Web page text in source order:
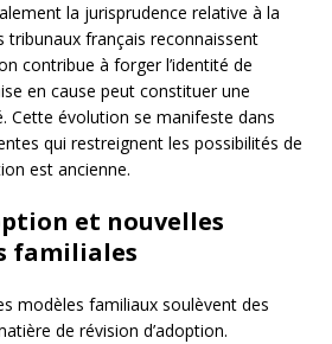
la jurisprudence relative à la
tribunaux français reconnaissent
contribue à forger l’identité de
en cause peut constituer une
Cette évolution se manifeste dans
qui restreignent les possibilités de
est ancienne.
et nouvelles
familiales
modèles familiaux soulèvent des
de révision d’adoption.